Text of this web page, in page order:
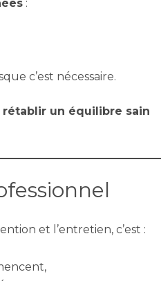
:
c’est nécessaire.
rétablir un équilibre sain
et l’entretien, c’est :